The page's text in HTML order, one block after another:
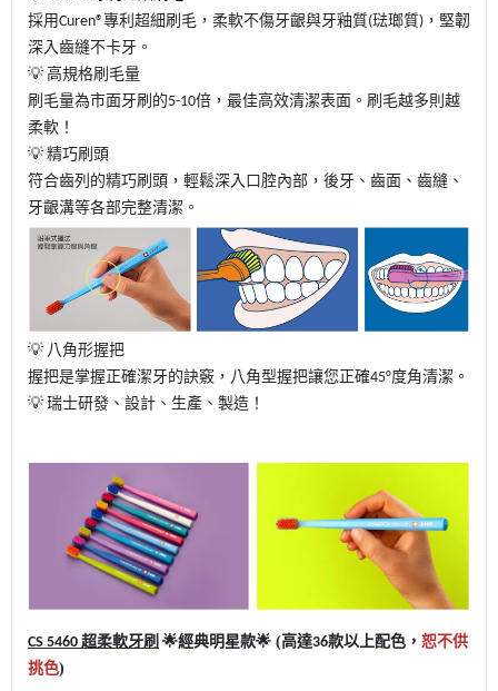
採用Curen®專利超細刷毛，柔軟不傷牙齦與牙釉質(琺瑯質) ，堅韌
深入齒縫不卡牙。
💡 高規格刷毛量
刷毛量為市面牙刷的5-10倍，最佳高效清潔表面。刷毛越多則越
柔軟！
💡 精巧刷頭
符合齒列的精巧刷頭，輕鬆深入口腔內部，後牙、齒面、齒縫、
牙齦溝等各部完整清潔。
💡 八角形握把
握把是掌握正確潔牙的訣竅，八角型握把讓您正確45°度角清潔。
💡 瑞士研發、設計、生產、製造！
CS 5460 超柔軟牙刷 🌟經典明星款🌟 (高達36款以上配色， 恕不供
挑色)